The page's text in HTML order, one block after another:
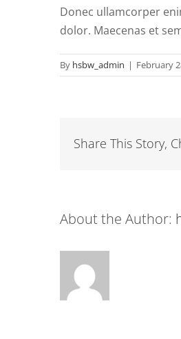
Donec ullamcorper
dolor. Maecenas et
By hsbw_admin | February
Share This Story,
About the Author: